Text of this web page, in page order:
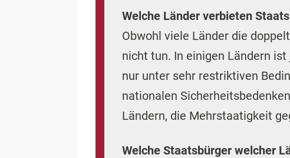
Welche Länder verbieten
Obwohl viele Länder die
nicht tun. In einigen Ländern
nur unter sehr restriktiven
nationalen
Ländern, die Mehrstaatigkeit
Welche Staatsbürger welcher